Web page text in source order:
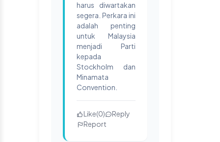
harus diwartakan
segera. Perkara ini
adalah penting
untuk Malaysia
menjadi Parti
kepada
Stockholm dan
Minamata
Convention.
Like(0)
Reply
Report